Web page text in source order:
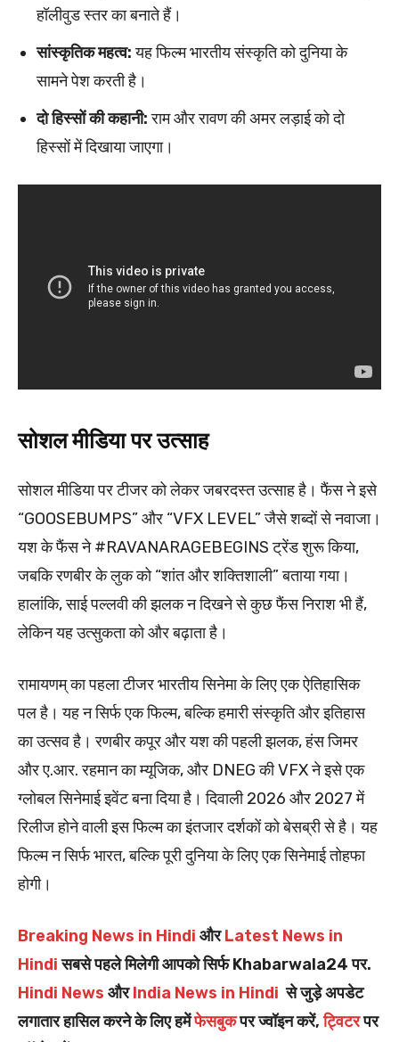
हॉलीवुड स्तर का बनाते हैं।
सांस्कृतिक महत्व:यह फिल्म भारतीय संस्कृति को दुनिया के
सामने पेश करती है।
दो हिस्सों की कहानी:राम और रावण की अमर लड़ाई को दो
हिस्सों में दिखाया जाएगा।
सोशल मीडिया पर उत्साह
सोशल मीडिया पर टीजर को लेकर जबरदस्त उत्साह है। फैंस ने इसे
“GOOSEBUMPS” और “VFX LEVEL” जैसे शब्दों से नवाजा।
यश के फैंस ने #RAVANARAGEBEGINS ट्रेंड शुरू किया,
जबकि रणबीर के लुक को “शांत और शक्तिशाली” बताया गया।
हालांकि, साई पल्लवी की झलक न दिखने से कुछ फैंस निराश भी हैं,
लेकिन यह उत्सुकता को और बढ़ाता है।
रामायणम् का पहला टीजर भारतीय सिनेमा के लिए एक ऐतिहासिक
पल है। यह न सिर्फ एक फिल्म, बल्कि हमारी संस्कृति और इतिहास
का उत्सव है। रणबीर कपूर और यश की पहली झलक, हंस जिमर
और ए.आर. रहमान का म्यूजिक, और DNEG की VFX ने इसे एक
ग्लोबल सिनेमाई इवेंट बना दिया है। दिवाली 2026 और 2027 में
रिलीज होने वाली इस फिल्म का इंतजार दर्शकों को बेसब्री से है। यह
फिल्म न सिर्फ भारत, बल्कि पूरी दुनिया के लिए एक सिनेमाई तोहफा
होगी।
Breaking News in Hindi औरLatest News in
Hindiसबसे पहले मिलेगी आपको सिर्फ Khabarwala24 पर.
Hindi News औरIndia News in Hindi से जुड़े अपडेट
लगातार हासिल करने के लिए हमेंफेसबुकपर ज्वॉइन करें,ट्विटरपर